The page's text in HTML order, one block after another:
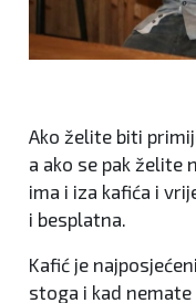
Ako želite biti
a ako se pak želite
ima i iza kafića i
i besplatna.
Kafić je
stoga i kad